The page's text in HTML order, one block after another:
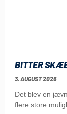
BITTER
3. AUGUST 2026
Det blev en
flere store